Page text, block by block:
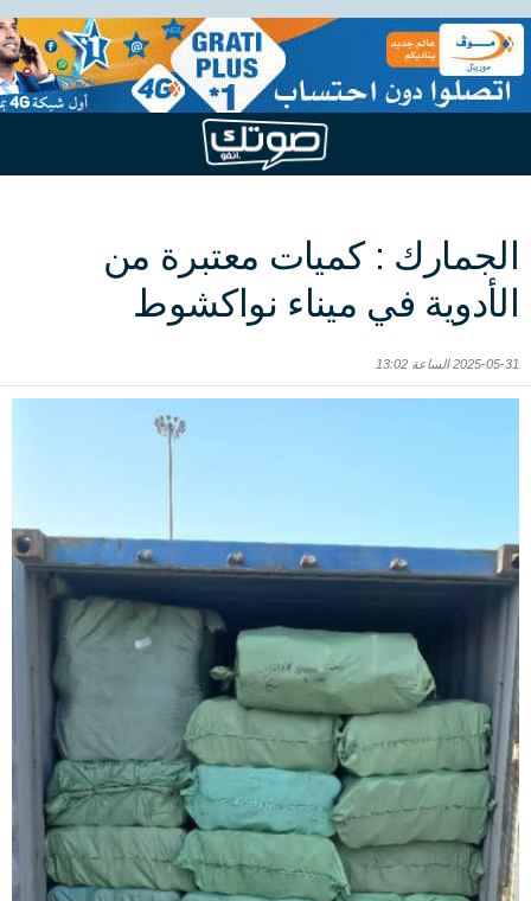
الجمارك : كميات معتبرة من
الأدوية في ميناء نواكشوط
2025-05-31 الساعة 13:02